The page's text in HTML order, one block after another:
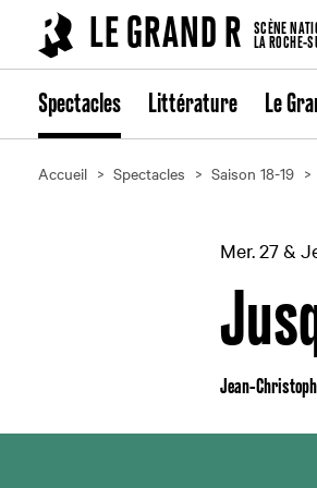
LE GRAND R
SCÈNE
LA ROCHE-
Spectacles Littérature Le
Accueil Spectacles Saison 18-19
Mer. 27 &
Jean-
Cookies management panel